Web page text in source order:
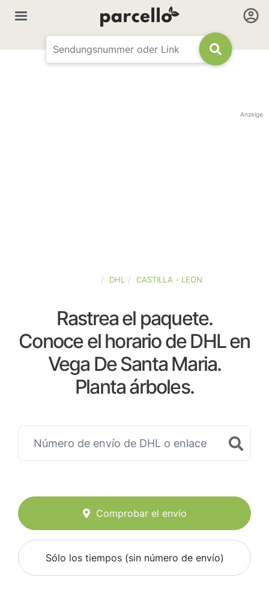
Anzeige
DHL CASTILLA - LEON
Rastrea el paquete.
Conoce el horario de DHL en
Vega De Santa Maria.
Planta árboles.
Comprobar el envío
Sólo los tiempos (sin número de envío)